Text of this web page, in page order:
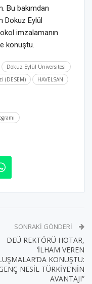
Bu bakımdan
Dokuz Eylül
imzalamanın
konuştu.
Dokuz Eylül Üniversitesi
(DESEM)
HAVELSAN
SONRAKI GÖNDERI
DEÜ REKTÖRÜ HOTAR,
‘İLHAM VEREN
KONUŞTU:
NESİL TÜRKİYE’NİN
AVANTAJI”